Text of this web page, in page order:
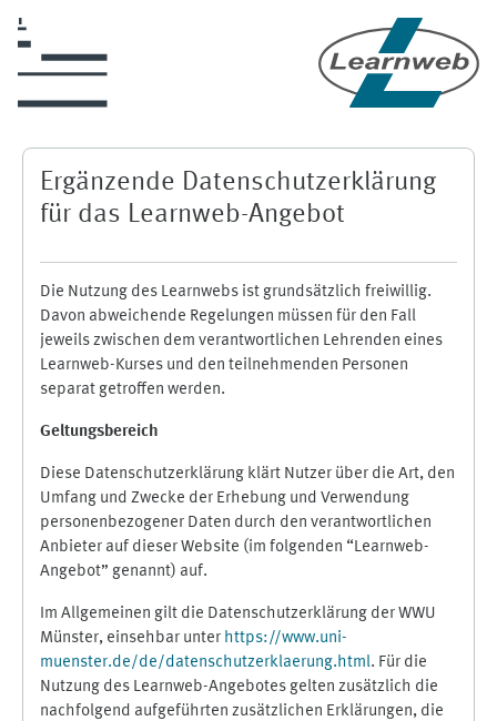
Ergänzende Datenschutzerklärung
für das Learnweb-Angebot
Die Nutzung des Learnwebs ist grundsätzlich freiwillig.
Davon abweichende Regelungen müssen für den Fall
jeweils zwischen dem verantwortlichen Lehrenden eines
Learnweb-Kurses und den teilnehmenden Personen
separat getroffen werden.
Geltungsbereich
Diese Datenschutzerklärung klärt Nutzer über die Art, den
Umfang und Zwecke der Erhebung und Verwendung
personenbezogener Daten durch den verantwortlichen
Anbieter auf dieser Website (im folgenden “Learnweb-
Angebot” genannt) auf.
Im Allgemeinen gilt die Datenschutzerklärung der WWU
Münster, einsehbar unter https://www.uni-
muenster.de/de/datenschutzerklaerung.html. Für die
Nutzung des Learnweb-Angebotes gelten zusätzlich die
nachfolgend aufgeführten zusätzlichen Erklärungen, die